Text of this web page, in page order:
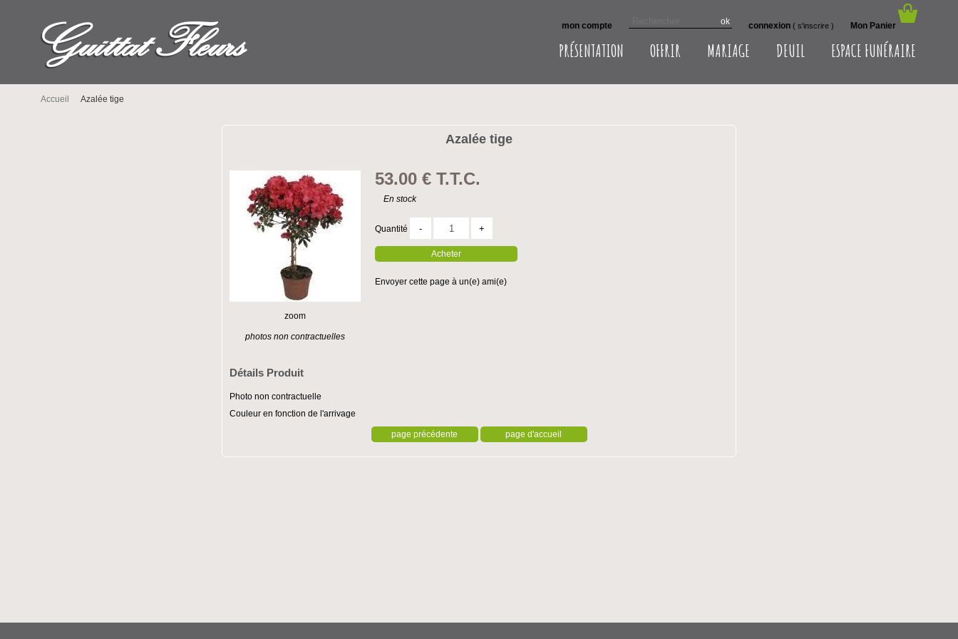
mon compte connexion ( s'inscrire ) Mon Panier
PRÉSENTATION OFFRIR MARIAGE DEUIL ESPACE FUNÉRAIRE
Accueil Azalée tige
Azalée tige
zoom
photos non contractuelles
53.00 € T.T.C.
En stock
Quantité
Envoyer cette page à un(e) ami(e)
Détails Produit
Photo non contractuelle
Couleur en fonction de l'arrivage